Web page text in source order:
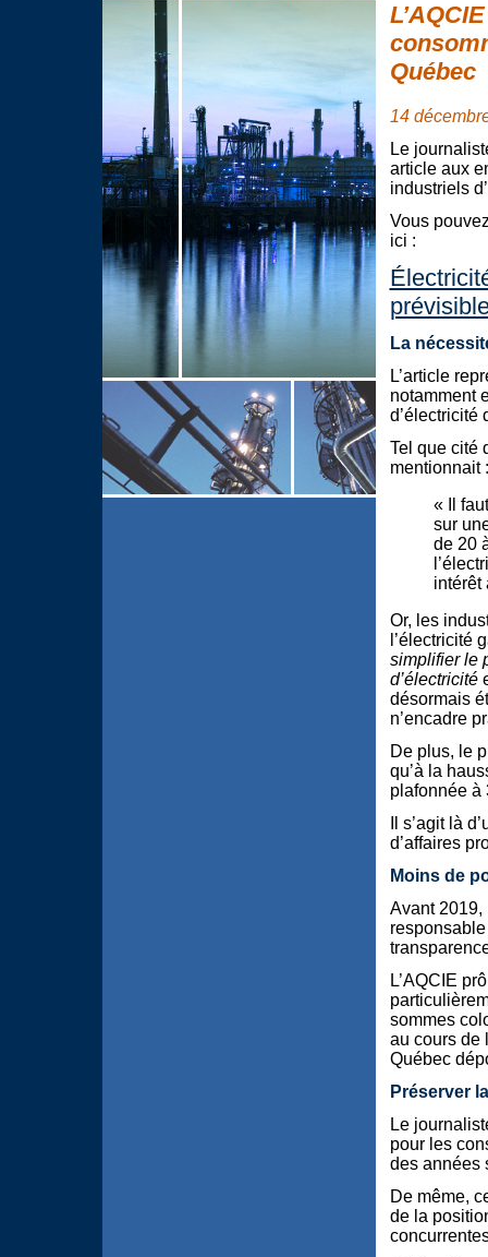
Québec
14
Le
article aux
industriels
Vous
ici :
La
L’article
notamment
d’électricité
Tel que cité
mentionnait :
« Il
sur
de 20
intérêt
Or, les
l’électricité
simplifier le
d’électricité
désormais
n’encadre
De plus, le
qu’à la
plafonnée à
Il s’agit là
d’affaires
Moins de
Avant 2019,
L’AQCIE
sommes
au cours de
Québec
Préserver
Le
pour les
des années
De même,
de la